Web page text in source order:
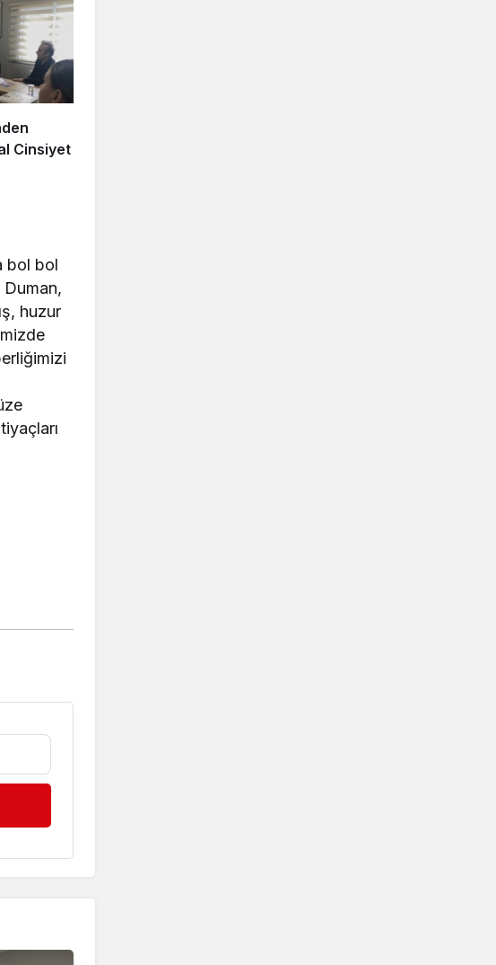
Cinsiyet
bol bol
huzur